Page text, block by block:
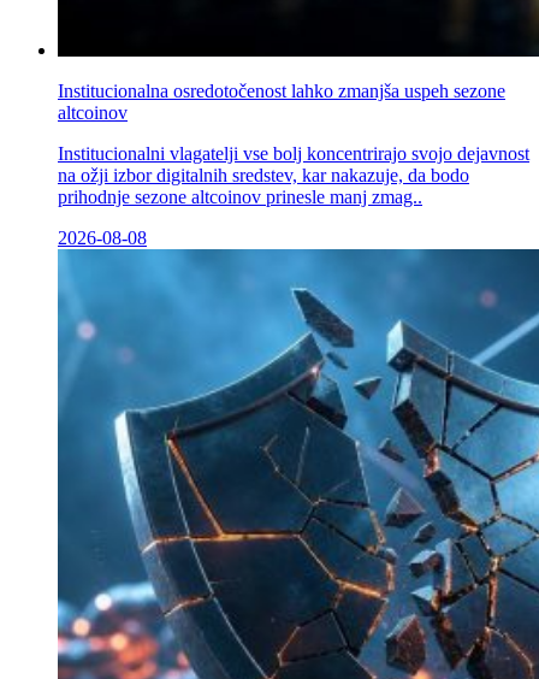
Institucionalna osredotočenost lahko zmanjša uspeh sezone
altcoinov
Institucionalni vlagatelji vse bolj koncentrirajo svojo dejavnost
na ožji izbor digitalnih sredstev, kar nakazuje, da bodo
prihodnje sezone altcoinov prinesle manj zmag..
2026-08-08